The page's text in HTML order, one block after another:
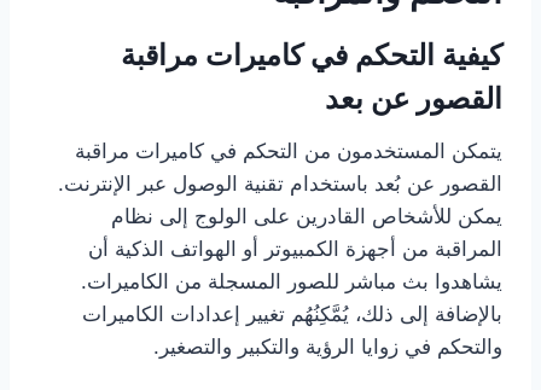
كيفية التحكم في كاميرات مراقبة
القصور عن بعد
يتمكن المستخدمون من التحكم في كاميرات مراقبة
القصور عن بُعد باستخدام تقنية الوصول عبر الإنترنت.
يمكن للأشخاص القادرين على الولوج إلى نظام
المراقبة من أجهزة الكمبيوتر أو الهواتف الذكية أن
يشاهدوا بث مباشر للصور المسجلة من الكاميرات.
بالإضافة إلى ذلك، يُمَّكِنُهُم تغيير إعدادات الكاميرات
والتحكم في زوايا الرؤية والتكبير والتصغير.